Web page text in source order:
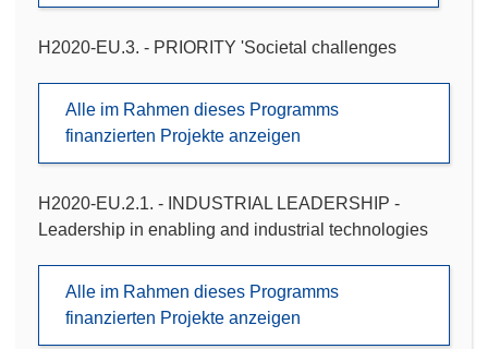
H2020-EU.3. - PRIORITY 'Societal challenges
Alle im Rahmen dieses Programms
finanzierten Projekte anzeigen
H2020-EU.2.1. - INDUSTRIAL LEADERSHIP -
Leadership in enabling and industrial technologies
Alle im Rahmen dieses Programms
finanzierten Projekte anzeigen